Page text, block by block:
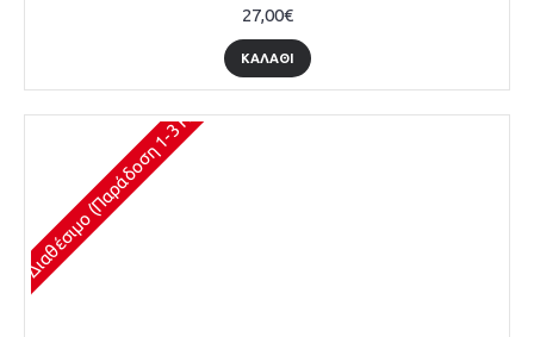
27,00€
ΚΑΛΆΘΙ
Διαθέσιμο (Παράδοση 1-3 Ημέρες)